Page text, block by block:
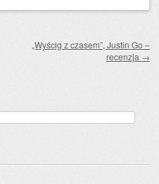
„Wyścig z czasem”, Justin Go –
recenzja →